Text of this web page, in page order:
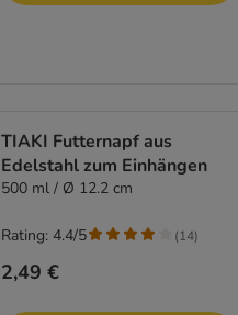
TIAKI Futternapf aus
Edelstahl zum Einhängen
500 ml / Ø 12.2 cm
2,49 €
Rating: 4.4/5 (14)